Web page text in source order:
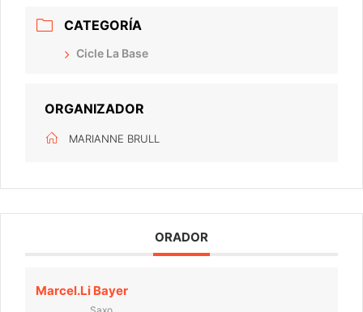
CATEGORÍA
Cicle La Base
ORGANIZADOR
MARIANNE BRULL
ORADOR
Marcel.li Bayer